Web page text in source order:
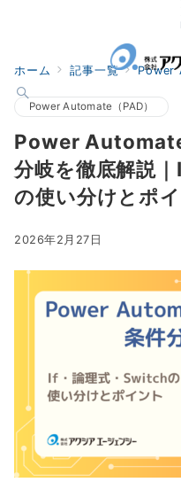
ホーム 記事一覧 Power
Power Automate（PAD）
Power
分岐を徹底解説
の使い分けとポ
2026年2月27日